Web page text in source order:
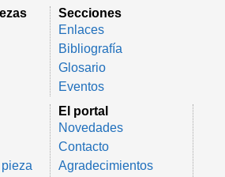
Secciones
Enlaces
Bibliografía
Glosario
Eventos
pieza
El portal
Novedades
Contacto
Agradecimientos